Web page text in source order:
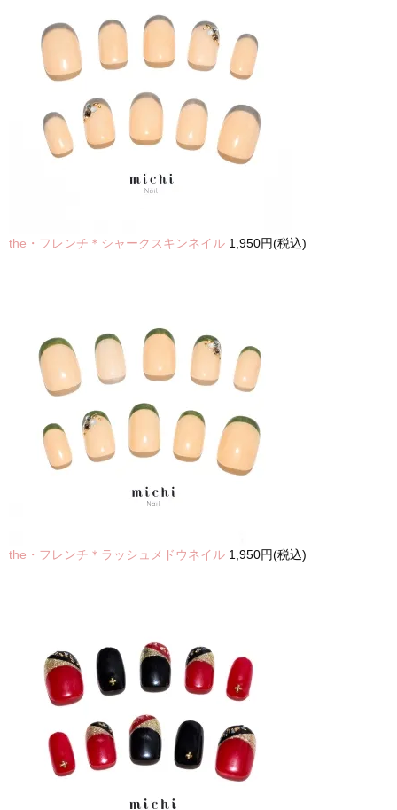
the・フレンチ＊シャークスキンネイル 1,950円(税込)
the・フレンチ＊ラッシュメドウネイル 1,950円(税込)